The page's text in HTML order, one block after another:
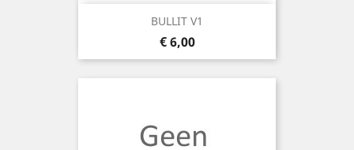
BULLIT V1
Prijs
€ 6,00